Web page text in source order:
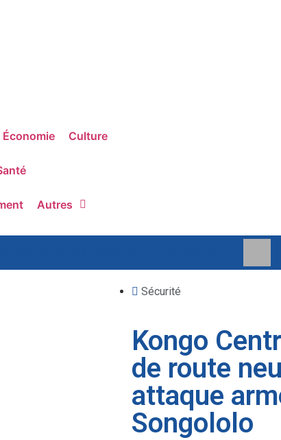
Économie Culture
Autres
Sécurité
Kongo
de route
attaque
Songololo